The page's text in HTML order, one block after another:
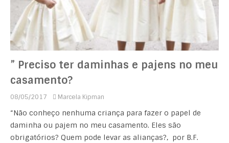
” Preciso ter daminhas e pajens no meu
casamento?
08/05/2017 Marcela Kipman
“Não conheço nenhuma criança para fazer o papel de
daminha ou pajem no meu casamento. Eles são
obrigatórios? Quem pode levar as alianças?, por B.F.